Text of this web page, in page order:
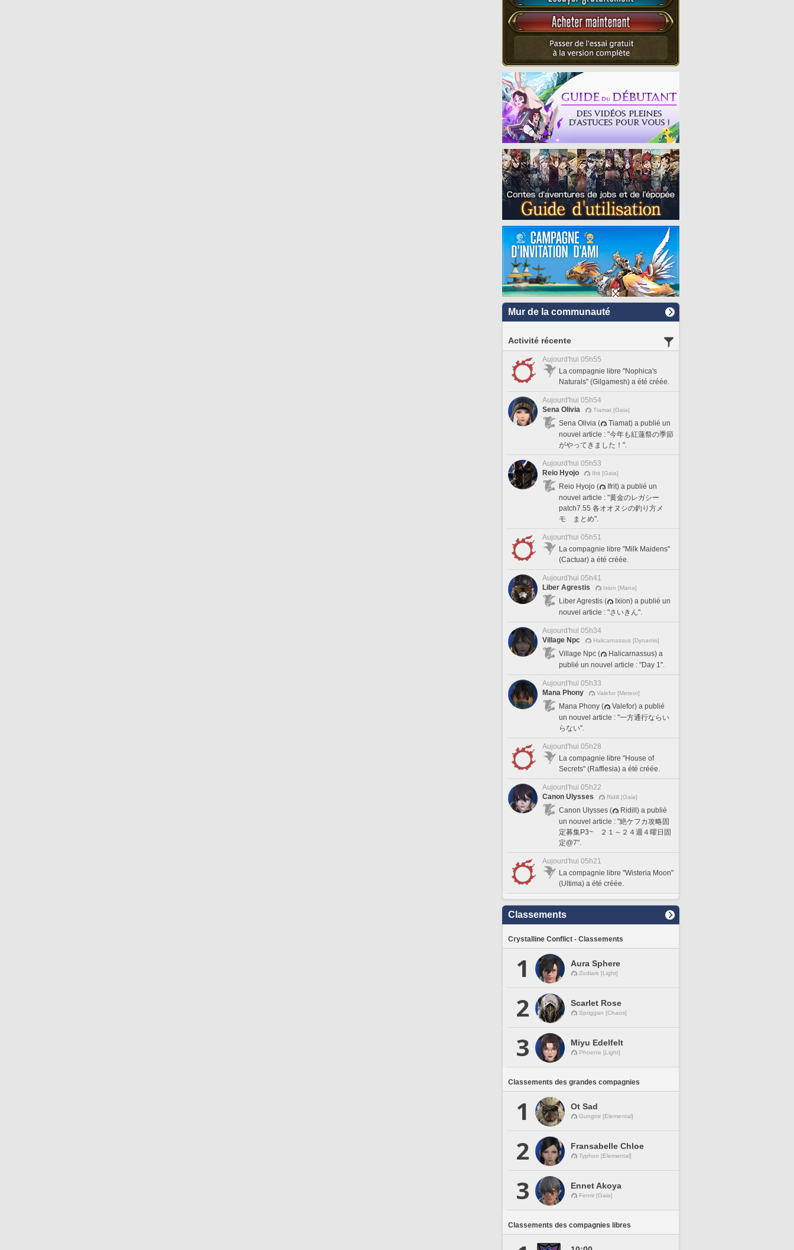
Mur de la communauté
Activité récente
Aujourd'hui 05h55
La compagnie libre "Nophica's
Naturals" (Gilgamesh) a été créée.
Aujourd'hui 05h54
Sena Olivia
Tiamat [Gaia]
Sena Olivia (
Tiamat) a publié un
nouvel article : "今年も紅蓮祭の季節
がやってきました！".
Aujourd'hui 05h53
Reio Hyojo
Ifrit [Gaia]
Reio Hyojo (
Ifrit) a publié un
nouvel article : "黄金のレガシー
patch7.55 各オオヌシの釣り方メ
モ まとめ".
Aujourd'hui 05h51
La compagnie libre "Milk Maidens"
(Cactuar) a été créée.
Aujourd'hui 05h41
Liber Agrestis
Ixion [Mana]
Liber Agrestis (
Ixion) a publié un
nouvel article : "さいきん".
Aujourd'hui 05h34
Village Npc
Halicarnassus [Dynamis]
Village Npc (
Halicarnassus) a
publié un nouvel article : "Day 1".
Aujourd'hui 05h33
Mana Phony
Valefor [Meteor]
Mana Phony (
Valefor) a publié
un nouvel article : "一方通行ならい
らない".
Aujourd'hui 05h28
La compagnie libre "House of
Secrets" (Rafflesia) a été créée.
Aujourd'hui 05h22
Canon Ulysses
Ridill [Gaia]
Canon Ulysses (
Ridill) a publié
un nouvel article : "絶ケフカ攻略固
定募集P3~ ２１～２４週４曜日固
定@7".
Aujourd'hui 05h21
La compagnie libre "Wisteria Moon"
(Ultima) a été créée.
Classements
Crystalline Conflict - Classements
1 Aura Sphere
Zodiark [Light]
2 Scarlet Rose
Spriggan [Chaos]
3 Miyu Edelfelt
Phoenix [Light]
Classements des grandes compagnies
1 Ot Sad
Gungnir [Elemental]
2 Fransabelle Chloe
Typhon [Elemental]
3 Ennet Akoya
Fenrir [Gaia]
Classements des compagnies libres